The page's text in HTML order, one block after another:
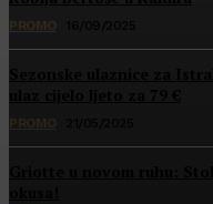
PROMO
PROMO